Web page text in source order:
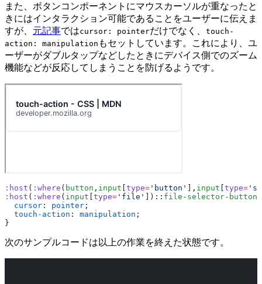
また、ボタンコンポーネントにマウスカーソルが重なったと
きにはインタラクション可能であることをユーザーに伝えま
すが、 元記事ではcursor: pointerだけでなく、 touch-
action: manipulation もセットしています。これにより、ユ
ーザーがダブルタップなどしたときにデバイス側でのズーム
機能などが反応してしまうことを防げるようです。
:host ( :where ( button , input type= 'button' ], input type=
:host ( :where ( input type= 'file' ]):: file-selector-button
  cursor
: pointer ;
  touch-action
: manipulation ;
}
次のサンプルコードは以上の作業を終えた状態です。